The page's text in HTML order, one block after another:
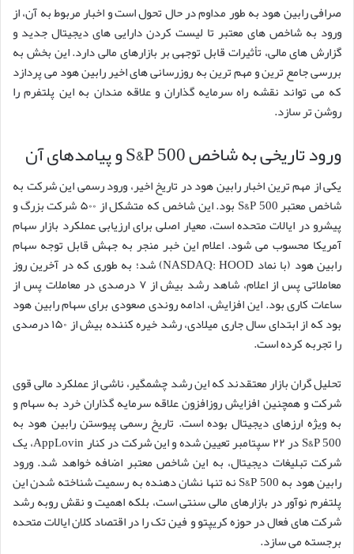
صرافی رابین هود به طور مداوم در حال تحول است و اخبار مربوط به آن، از
ورود به شاخص های معتبر تا لیست کردن دارایی های دیجیتال جدید و
گزارش های مالی، تأثیرات قابل توجهی بر بازارهای مالی دارد. این بخش به
بررسی جامع ترین و مهم ترین به روزرسانی های اخیر رابین هود می پردازد
که می تواند نقشه راه سرمایه گذاران و علاقه مندان به این پلتفرم را
روشن تر سازد.
ورود تاریخی به شاخص S&P 500 و پیامدهای آن
یکی از مهم ترین اخبار رابین هود در تاریخ اخیر، ورود رسمی این شرکت به
شاخص معتبر S&P 500 بود. این شاخص که متشکل از ۵۰۰ شرکت بزرگ و
پیشرو در ایالات متحده است، معیار اصلی برای ارزیابی عملکرد بازار سهام
آمریکا محسوب می شود. اعلام این خبر منجر به جهش قابل توجه سهام
رابین هود (با نماد NASDAQ: HOOD) شد؛ به طوری که در آخرین روز
معاملاتی پس از اعلام، شاهد رشد بیش از ۷ درصدی در معاملات پس از
ساعات کاری بود. این افزایش، ادامه روندی صعودی برای سهام رابین هود
بود که از ابتدای سال جاری میلادی، رشد خیره کننده بیش از ۱۵۰ درصدی
را تجربه کرده است.
تحلیل گران بازار معتقدند که این رشد چشمگیر، ناشی از عملکرد مالی قوی
شرکت و همچنین افزایش روزافزون علاقه سرمایه گذاران خرد به سهام و
به ویژه ارزهای دیجیتال بوده است. تاریخ رسمی پیوستن رابین هود به
S&P 500 در ۲۲ سپتامبر تعیین شده و این شرکت در کنار AppLovin، یک
شرکت تبلیغات دیجیتال، به این شاخص معتبر اضافه خواهد شد. ورود
رابین هود به S&P 500 نه تنها نشان دهنده به رسمیت شناخته شدن این
پلتفرم نوآور در بازارهای مالی سنتی است، بلکه اهمیت و نقش روبه رشد
شرکت های فعال در حوزه کریپتو و فین تک را در اقتصاد کلان ایالات متحده
برجسته می سازد.